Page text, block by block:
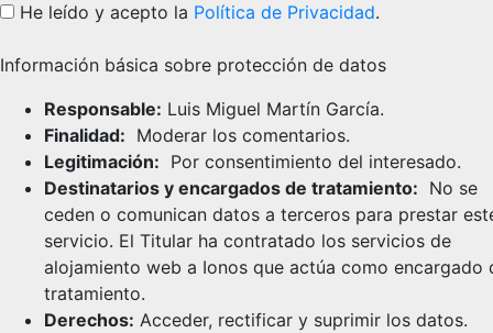
He leído y acepto la Política de Privacidad.
Información básica sobre protección de datos
Responsable: Luis Miguel Martín García.
Finalidad: Moderar los comentarios.
Legitimación: Por consentimiento del interesado.
Destinatarios y encargados de tratamiento: No se
ceden o comunican datos a terceros para prestar
servicio. El Titular ha contratado los servicios de
alojamiento web a Ionos que actúa como encargado
tratamiento.
Derechos: Acceder, rectificar y suprimir los datos.